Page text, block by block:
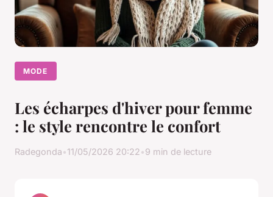
MODE
Les écharpes d'hiver pour femme
: le style rencontre le confort
Radegonda•11/05/2026 20:22•9 min de lecture